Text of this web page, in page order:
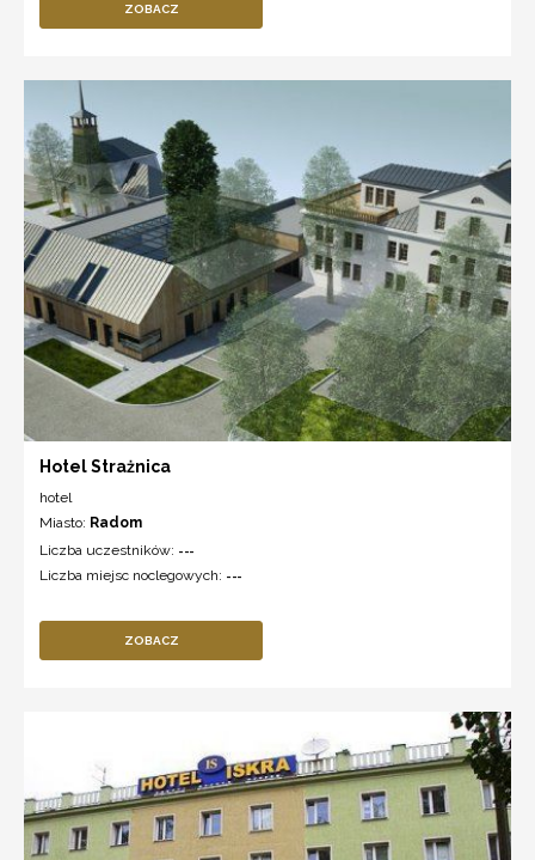
ZOBACZ
Hotel Strażnica
hotel
Miasto: Radom
Liczba uczestników: ---
Liczba miejsc noclegowych: ---
ZOBACZ